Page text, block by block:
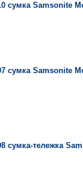
сумка Samsonite
сумка Samsonite
сумка-тележка